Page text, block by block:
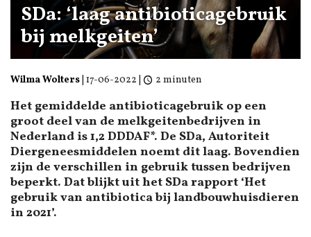
SDa: ‘laag antibioticagebruik
bij melkgeiten’
Wilma Wolters 17-06-2022 2 minuten
Het gemiddelde antibioticagebruik op een
groot deel van de melkgeitenbedrijven in
Nederland is 1,2 DDDAF*. De SDa, Autoriteit
Diergeneesmiddelen noemt dit laag. Bovendien
zijn de verschillen in gebruik tussen bedrijven
beperkt. Dat blijkt uit het SDa rapport ‘Het
gebruik van antibiotica bij landbouwhuisdieren
in 2021’.